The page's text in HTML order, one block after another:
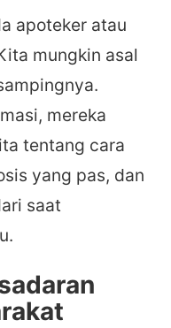
apoteker atau
mungkin asal
mereka
tentang cara
yang pas, dan
saat